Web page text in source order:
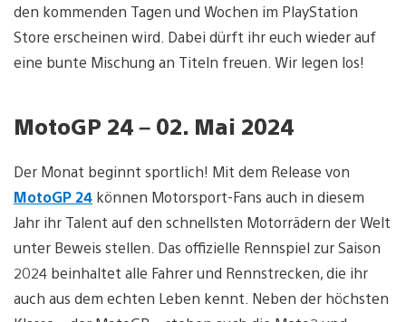
den kommenden Tagen und Wochen im PlayStation
Store erscheinen wird. Dabei dürft ihr euch wieder auf
eine bunte Mischung an Titeln freuen. Wir legen los!
MotoGP 24 – 02. Mai 2024
Der Monat beginnt sportlich! Mit dem Release von
MotoGP 24 können Motorsport-Fans auch in diesem
Jahr ihr Talent auf den schnellsten Motorrädern der Welt
unter Beweis stellen. Das offizielle Rennspiel zur Saison
2024 beinhaltet alle Fahrer und Rennstrecken, die ihr
auch aus dem echten Leben kennt. Neben der höchsten